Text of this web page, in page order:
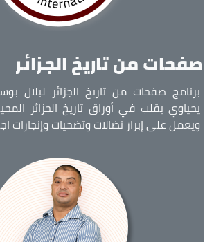
صفحات من تاريخ الجزائر
برنامج صفحات من تاريخ الجزائر لبلال
يحياوي يقلب في أوراق تاريخ الجزائر
ويعمل على إبراز نضالات وتضحيات وإنجازات